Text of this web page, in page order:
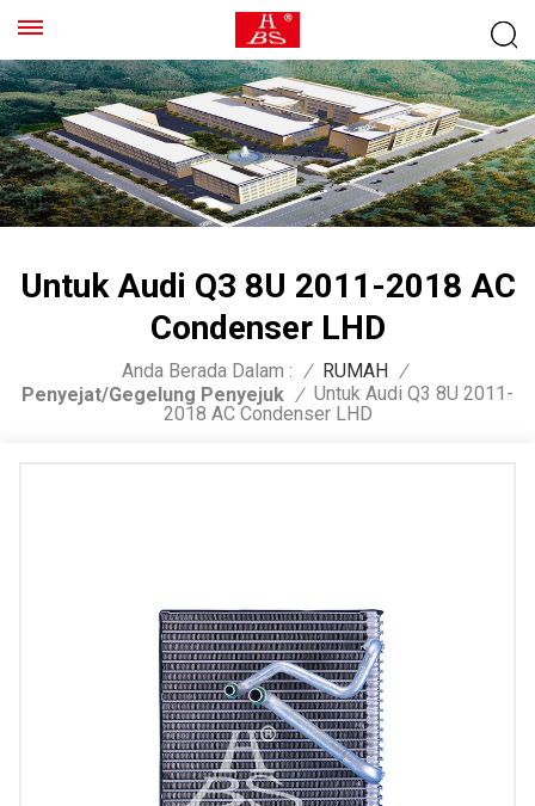
Untuk Audi Q3 8U 2011-2018 AC
Condenser LHD
Anda Berada Dalam : / RUMAH /
Penyejat/Gegelung Penyejuk / Untuk Audi Q3 8U 2011-
2018 AC Condenser LHD